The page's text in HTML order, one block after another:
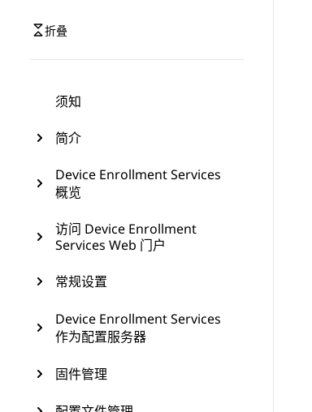
折叠
须知
简介
Device Enrollment Services
概览
访问 Device Enrollment
Services Web 门户
常规设置
Device Enrollment Services
作为配置服务器
固件管理